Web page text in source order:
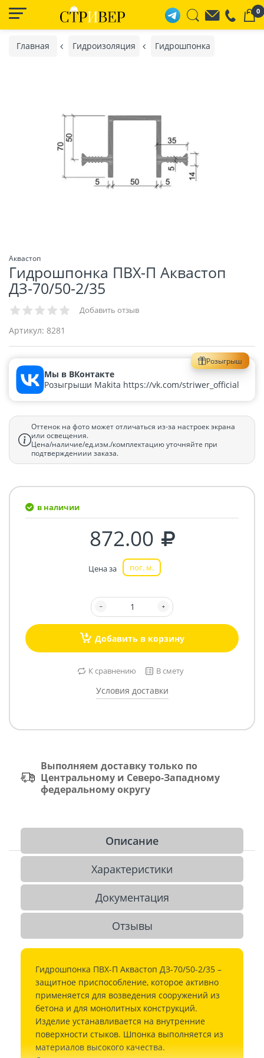
0
Главная Гидроизоляция Гидрошпонка
Аквастоп
Гидрошпонка ПВХ-П Аквастоп
ДЗ-70/50-2/35
Добавить отзыв
Артикул: 8281
Розыгрыш
Мы в ВКонтакте
Розыгрыши Makita https://vk.com/striwer_official
Оттенок на фото может отличаться из-за настроек экрана
или освещения.
Цена/наличие/ед.изм./комплектацию уточняйте при
подтверждениии заказа.
в наличии
872.00
Цена за пог. м.
Добавить в корзину
К сравнению В смету
Условия доставки
Выполняем доставку только по
Центральному и Северо-Западному
федеральному округу
Описание
Характеристики
Документация
Отзывы
Гидрошпонка ПВХ-П Аквастоп ДЗ-70/50-2/35 –
защитное приспособление, которое активно
применяется для возведения сооружений из
бетона и для монолитных конструкций.
Изделие устанавливается на внутренние
поверхности стыков. Шпонка выполняется из
материалов высокого качества.